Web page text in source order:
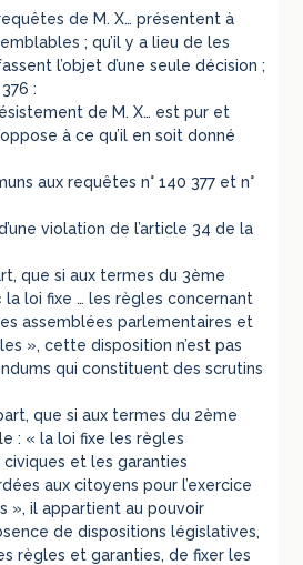
de M. X… présentent à
; qu’il y a lieu de les
l’objet d’une seule décision ;
:
de M. X… est pur et
à ce qu’il en soit donné
aux requêtes n° 140 377 et n°
violation de l’article 34 de la
que si aux termes du 3ème
loi fixe … les règles concernant
assemblées parlementaires et
», cette disposition n’est pas
qui constituent des scrutins
que si aux termes du 2ème
: « la loi fixe les règles
et les garanties
aux citoyens pour l’exercice
», il appartient au pouvoir
de dispositions législatives,
règles et garanties, de fixer les